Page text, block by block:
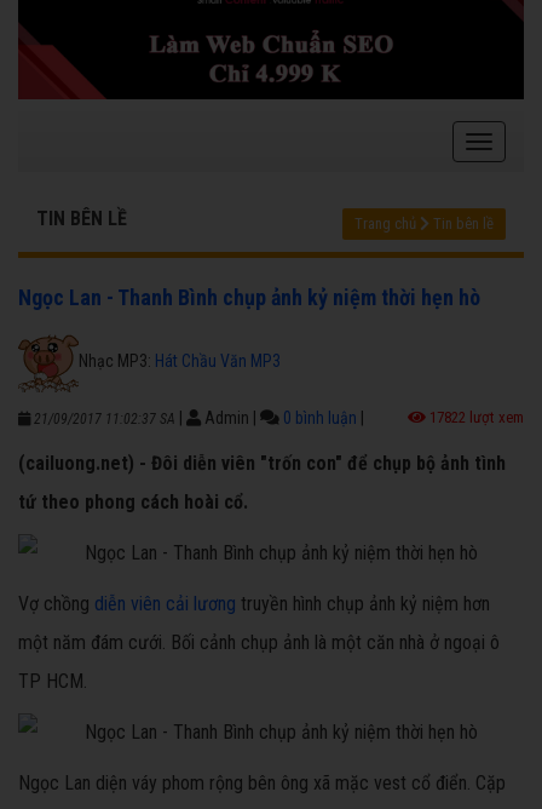
TIN BÊN LỀ Trang chủ Tin bên lề
Ngọc Lan - Thanh Bình chụp ảnh kỷ niệm thời hẹn hò
Nhạc MP3: Hát Chầu Văn MP3
21/09/2017 11:02:37 SA Admin 0 bình luận 17822 lượt xem
(cailuong.net) - Đôi diễn viên "trốn con" để chụp bộ ảnh tình
tứ theo phong cách hoài cổ.
Vợ chồng diễn viên cải lương truyền hình chụp ảnh kỷ niệm hơn
một năm đám cưới. Bối cảnh chụp ảnh là một căn nhà ở ngoại ô
TP HCM.
Ngọc Lan diện váy phom rộng bên ông xã mặc vest cổ điển. Cặp